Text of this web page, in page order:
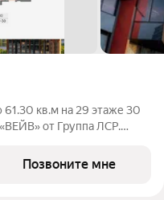
кв.м на 29 этаже 30
от Группа ЛСР.
этажности,
Позвоните мне